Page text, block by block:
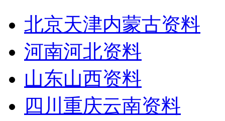
北京天津内蒙古资料
河南河北资料
山东山西资料
四川重庆云南资料